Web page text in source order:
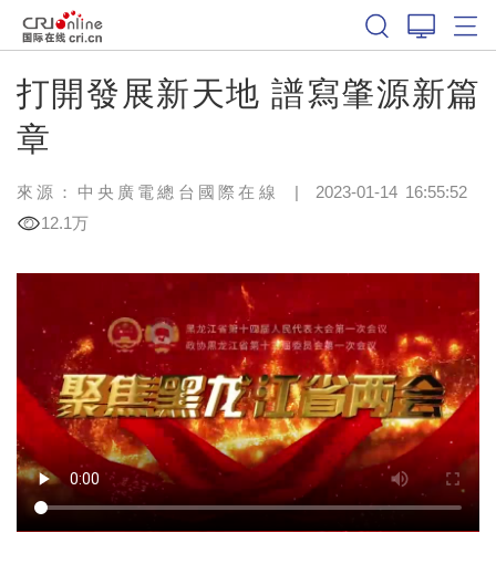
打開發展新天地 譜寫肇源新篇
章
來源：中央廣電總台國際在線 | 2023-01-14 16:55:52
12.1万